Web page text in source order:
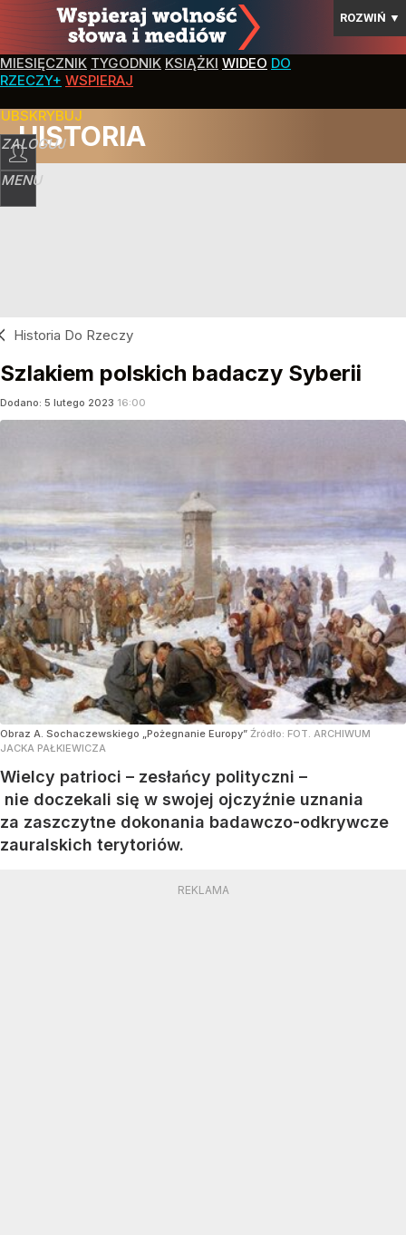
ROZWIŃ ▼
MIESIĘCZNIK TYGODNIK KSIĄŻKI WIDEO DO
RZECZY+ WSPIERAJ
ZALOGUJ
MENU
HISTORIA
Historia Do Rzeczy
Szlakiem polskich badaczy Syberii
Dodano: 5 lutego 2023 16:00
Obraz A. Sochaczewskiego „Pożegnanie Europy” Źródło: FOT. ARCHIWUM
JACKA PAŁKIEWICZA
Wielcy patrioci – zesłańcy polityczni –
nie doczekali się w swojej ojczyźnie uznania
za zaszczytne dokonania badawczo-odkrywcze
zauralskich terytoriów.